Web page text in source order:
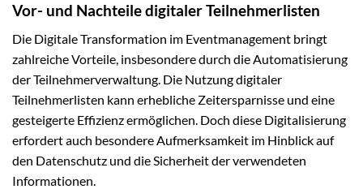
Vor- und Nachteile digitaler Teilnehmerlisten
Die Digitale Transformation im Eventmanagement bringt
zahlreiche Vorteile, insbesondere durch die Automatisierung
der Teilnehmerverwaltung. Die Nutzung digitaler
Teilnehmerlisten kann erhebliche Zeitersparnisse und eine
gesteigerte Effizienz ermöglichen. Doch diese Digitalisierung
erfordert auch besondere Aufmerksamkeit im Hinblick auf
den Datenschutz und die Sicherheit der verwendeten
Informationen.